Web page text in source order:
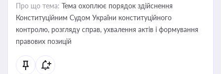
Про що тема: Тема охоплює порядок здійснення
Конституційним Судом України конституційного
контролю, розгляду справ, ухвалення актів і формування
правових позицій